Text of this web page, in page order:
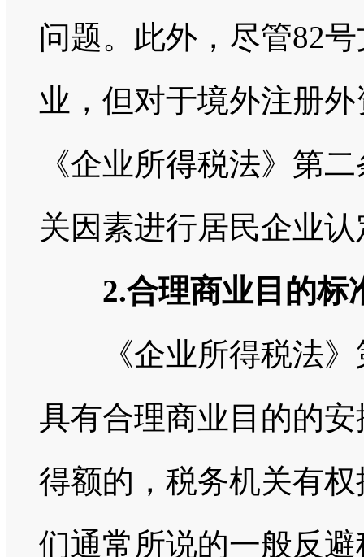
问题。此外，尽管82
业，但对于境外注册
《企业所得税法》第
关因素进行居民企业
2.合理商业目的标
《企业所得税法》
具有合理商业目的的
得额的，税务机关有
们通常所说的一般反